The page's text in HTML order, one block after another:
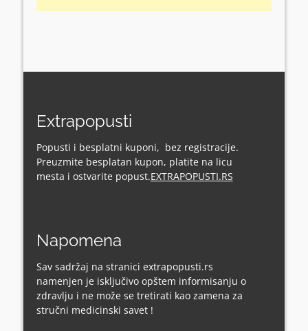
Extrapopusti
Popusti i besplatni kuponi, bez registracije.
Preuzmite besplatan kupon, platite na licu
mesta i ostvarite popust.EXTRAPOPUSTI.RS
Napomena
Sav sadržaj na stranici extrapopusti.rs
namenjen je isključivo opštem informisanju o
zdravlju i ne može se tretirati kao zamena za
stručni medicinski savet !